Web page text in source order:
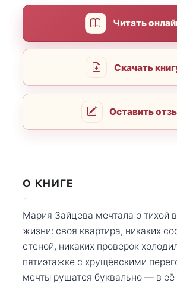
Читать
Скачать
Оставить
О КНИГЕ
Мария Зайцева мечтала о тихой
жизни: своя квартира, никаких
стеной, никаких проверок
пятиэтажке с хрущёвскими
мечты рушатся буквально — в её